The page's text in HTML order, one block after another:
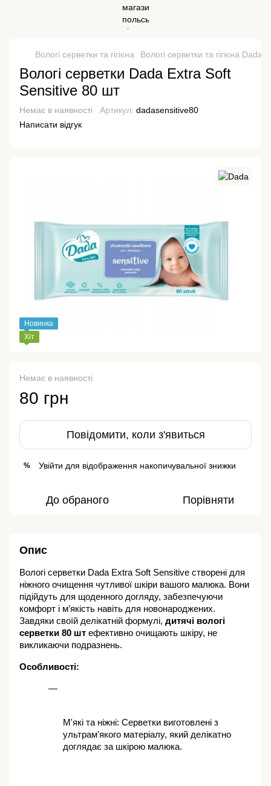
Вологі серветки та гігієна Вологі серветки та гігієна Dada
Вологі серветки Dada Extra Soft
Sensitive 80 шт
Немає в наявності Артикул: dadasensitive80
Написати відгук
Новинка
Хіт
Немає в наявності
80 грн
Повідомити, коли з'явиться
% Увійти для відображення накопичувальної знижки
До обраного Порівняти
Опис
Вологі серветки Dada Extra Soft Sensitive створені для
ніжного очищення чутливої шкіри вашого малюка. Вони
підійдуть для щоденного догляду, забезпечуючи
комфорт і м’якість навіть для новонароджених.
Завдяки своїй делікатній формулі, дитячі вологі
серветки 80 шт ефективно очищають шкіру, не
викликаючи подразнень.
Особливості:
М'які та ніжні: Серветки виготовлені з
ультрам'якого матеріалу, який делікатно
доглядає за шкірою малюка.